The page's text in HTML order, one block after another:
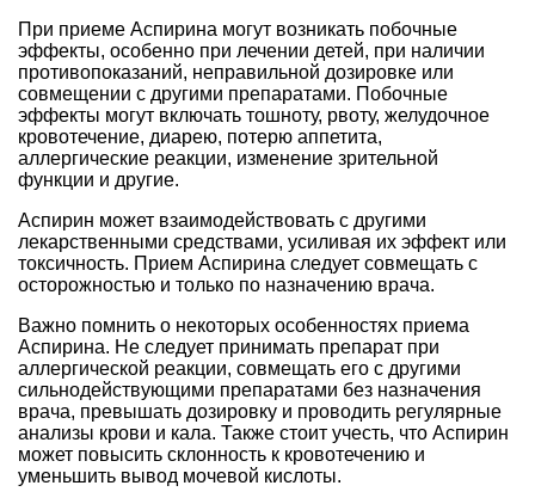
При приеме Аспирина могут возникать побочные
эффекты, особенно при лечении детей, при наличии
противопоказаний, неправильной дозировке или
совмещении с другими препаратами. Побочные
эффекты могут включать тошноту, рвоту, желудочное
кровотечение, диарею, потерю аппетита,
аллергические реакции, изменение зрительной
функции и другие.
Аспирин может взаимодействовать с другими
лекарственными средствами, усиливая их эффект или
токсичность. Прием Аспирина следует совмещать с
осторожностью и только по назначению врача.
Важно помнить о некоторых особенностях приема
Аспирина. Не следует принимать препарат при
аллергической реакции, совмещать его с другими
сильнодействующими препаратами без назначения
врача, превышать дозировку и проводить регулярные
анализы крови и кала. Также стоит учесть, что Аспирин
может повысить склонность к кровотечению и
уменьшить вывод мочевой кислоты.